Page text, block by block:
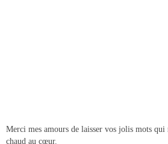
Merci mes amours de laisser vos jolis mots qui
chaud au cœur.